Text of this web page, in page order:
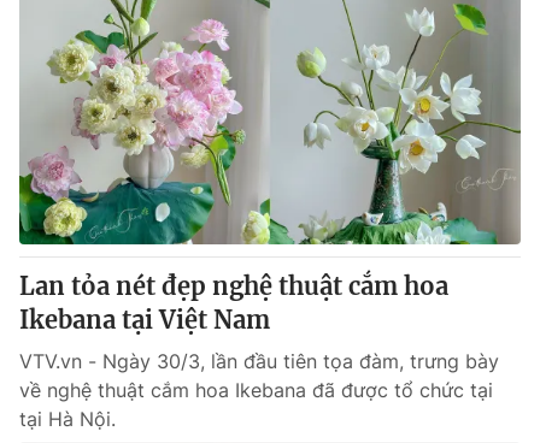
Giải sao mai
Chất lượng cuộc sống
Tuyển sinh
Học trực tuyến
Công nghệ
Hitech Công nghệ tương lai
Sản phẩm
Thị trường
Tư vấn
Giao lưu trực tuyến
Lịch phát sóng
Chuyên mục khác
Emagazine Podcast
Photo Infographic
Lan tỏa nét đẹp nghệ thuật cắm hoa
Ikebana tại Việt Nam
VTV.vn - Ngày 30/3, lần đầu tiên tọa đàm, trưng bày
về nghệ thuật cắm hoa Ikebana đã được tổ chức tại
tại Hà Nội.